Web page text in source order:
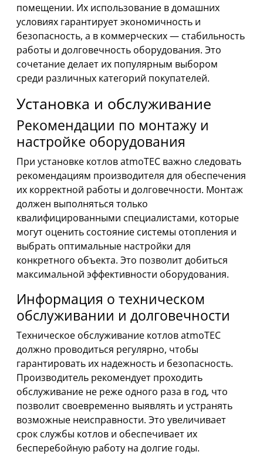
помещении. Их использование в домашних
условиях гарантирует экономичность и
безопасность, а в коммерческих — стабильность
работы и долговечность оборудования. Это
сочетание делает их популярным выбором
среди различных категорий покупателей.
Установка и обслуживание
Рекомендации по монтажу и
настройке оборудования
При установке котлов atmoTEC важно следовать
рекомендациям производителя для обеспечения
их корректной работы и долговечности. Монтаж
должен выполняться только
квалифицированными специалистами, которые
могут оценить состояние системы отопления и
выбрать оптимальные настройки для
конкретного объекта. Это позволит добиться
максимальной эффективности оборудования.
Информация о техническом
обслуживании и долговечности
Техническое обслуживание котлов atmoTEC
должно проводиться регулярно, чтобы
гарантировать их надежность и безопасность.
Производитель рекомендует проходить
обслуживание не реже одного раза в год, что
позволит своевременно выявлять и устранять
возможные неисправности. Это увеличивает
срок службы котлов и обеспечивает их
бесперебойную работу на долгие годы.